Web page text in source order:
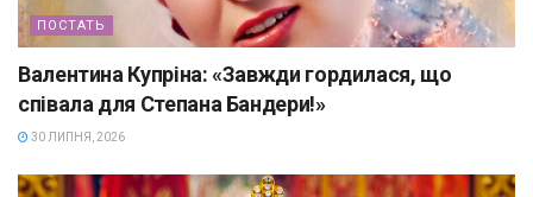
ПОСТАТЬ
Валентина Купріна: «Завжди гордилася, що
співала для Степана Бандери!»
30 ЛИПНЯ, 2026